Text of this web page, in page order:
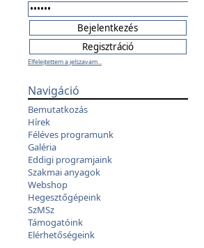
Elfelejtettem a jelszavam...
Navigáció
Bemutatkozás
Hírek
Féléves programunk
Galéria
Eddigi programjaink
Szakmai anyagok
Webshop
Hegesztőgépeink
SzMSz
Támogatóink
Elérhetőségeink